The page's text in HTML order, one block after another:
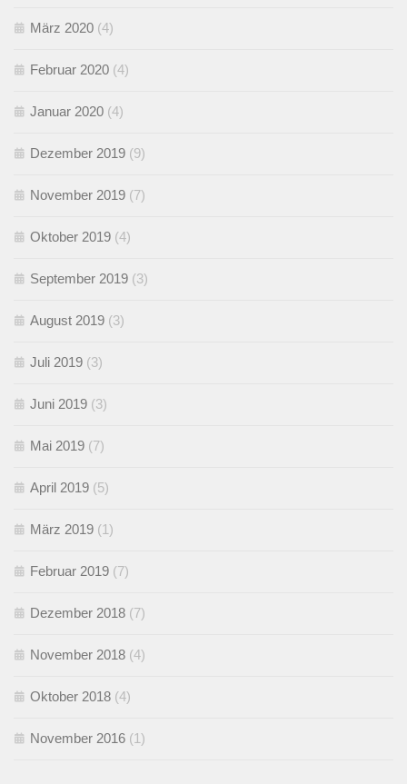
März 2020 (4)
Februar 2020 (4)
Januar 2020 (4)
Dezember 2019 (9)
November 2019 (7)
Oktober 2019 (4)
September 2019 (3)
August 2019 (3)
Juli 2019 (3)
Juni 2019 (3)
Mai 2019 (7)
April 2019 (5)
März 2019 (1)
Februar 2019 (7)
Dezember 2018 (7)
November 2018 (4)
Oktober 2018 (4)
November 2016 (1)